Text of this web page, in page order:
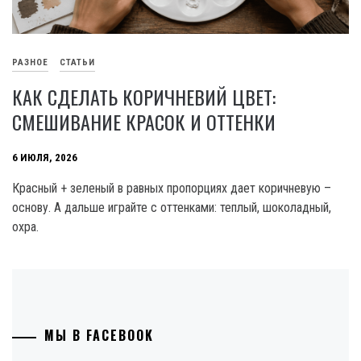
РАЗНОЕ СТАТЬИ
КАК СДЕЛАТЬ КОРИЧНЕВИЙ ЦВЕТ:
СМЕШИВАНИЕ КРАСОК И ОТТЕНКИ
6 ИЮЛЯ, 2026
Красный + зеленый в равных пропорциях дает коричневую –
основу. А дальше играйте с оттенками: теплый, шоколадный,
охра.
МЫ В FACEBOOK